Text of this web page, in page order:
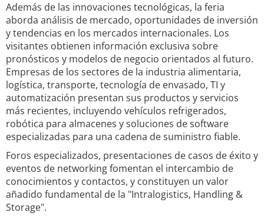
Además de las innovaciones tecnológicas, la feria
aborda análisis de mercado, oportunidades de inversión
y tendencias en los mercados internacionales. Los
visitantes obtienen información exclusiva sobre
pronósticos y modelos de negocio orientados al futuro.
Empresas de los sectores de la industria alimentaria,
logística, transporte, tecnología de envasado, TI y
automatización presentan sus productos y servicios
más recientes, incluyendo vehículos refrigerados,
robótica para almacenes y soluciones de software
especializadas para una cadena de suministro fiable.
Foros especializados, presentaciones de casos de éxito y
eventos de networking fomentan el intercambio de
conocimientos y contactos, y constituyen un valor
añadido fundamental de la "Intralogistics, Handling &
Storage".